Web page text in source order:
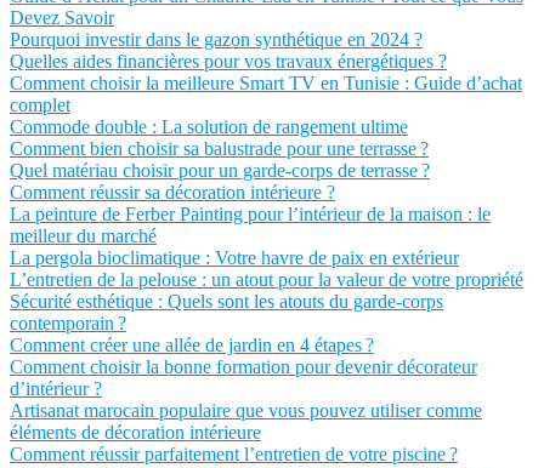
Devez Savoir
Pourquoi investir dans le gazon synthétique en 2024 ?
Quelles aides financières pour vos travaux énergétiques ?
Comment choisir la meilleure Smart TV en Tunisie : Guide d’achat
complet
Commode double : La solution de rangement ultime
Comment bien choisir sa balustrade pour une terrasse ?
Quel matériau choisir pour un garde-corps de terrasse ?
Comment réussir sa décoration intérieure ?
La peinture de Ferber Painting pour l’intérieur de la maison : le
meilleur du marché
La pergola bioclimatique : Votre havre de paix en extérieur
L’entretien de la pelouse : un atout pour la valeur de votre propriété
Sécurité esthétique : Quels sont les atouts du garde-corps
contemporain ?
Comment créer une allée de jardin en 4 étapes ?
Comment choisir la bonne formation pour devenir décorateur
d’intérieur ?
Artisanat marocain populaire que vous pouvez utiliser comme
éléments de décoration intérieure
Comment réussir parfaitement l’entretien de votre piscine ?